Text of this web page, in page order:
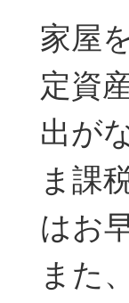
家屋
定資
出が
ま課
はお
また